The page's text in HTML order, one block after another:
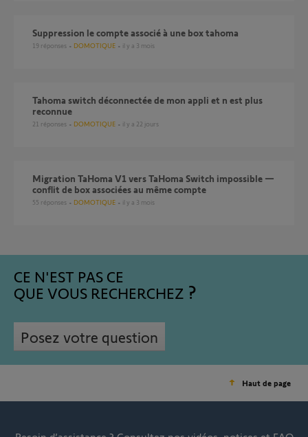
suppression le compte associé à une box tahoma
19 réponses DOMOTIQUE il y a 3 mois
Tahoma switch déconnectée de mon appli et n est plus
reconnue
21 réponses DOMOTIQUE il y a 22 jours
Migration TaHoma V1 vers TaHoma Switch impossible —
conflit de box associées au même compte
55 réponses DOMOTIQUE il y a 3 mois
CE N'EST PAS CE
QUE VOUS RECHERCHEZ
Posez votre question
Haut de page